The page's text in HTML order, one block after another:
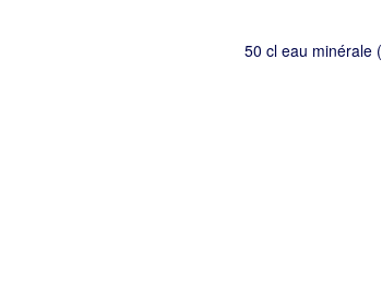
50 cl eau minérale